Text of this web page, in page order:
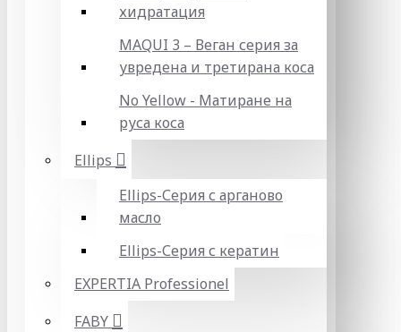
хидратация
MAQUI 3 – Веган серия за
увредена и третирана коса
No Yellow - Матиране на
руса коса
Ellips
Ellips-Серия с арганово
масло
Ellips-Серия с кератин
EXPERTIA Professionel
FABY